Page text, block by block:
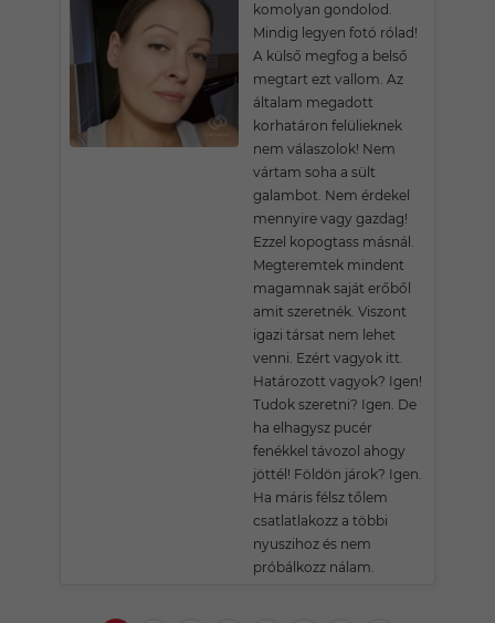
komolyan gondolod.
Mindig legyen fotó rólad!
A külső megfog a belső
megtart ezt vallom. Az
általam megadott
korhatáron felülieknek
nem válaszolok! Nem
vártam soha a sült
galambot. Nem érdekel
mennyire vagy gazdag!
Ezzel kopogtass másnál.
Megteremtek mindent
magamnak saját erőből
amit szeretnék. Viszont
igazi társat nem lehet
venni. Ezért vagyok itt.
Határozott vagyok? Igen!
Tudok szeretni? Igen. De
ha elhagysz pucér
fenékkel távozol ahogy
jöttél! Földön járok? Igen.
Ha máris félsz tőlem
csatlatlakozz a többi
nyuszihoz és nem
próbálkozz nálam.